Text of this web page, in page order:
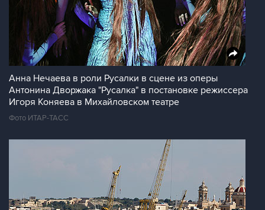
Анна Нечаева в роли Русалки в сцене из оперы
Антонина Дворжака "Русалка" в постановке режиссера
Игоря Коняева в Михайловском театре
Фото ИТАР-ТАСС